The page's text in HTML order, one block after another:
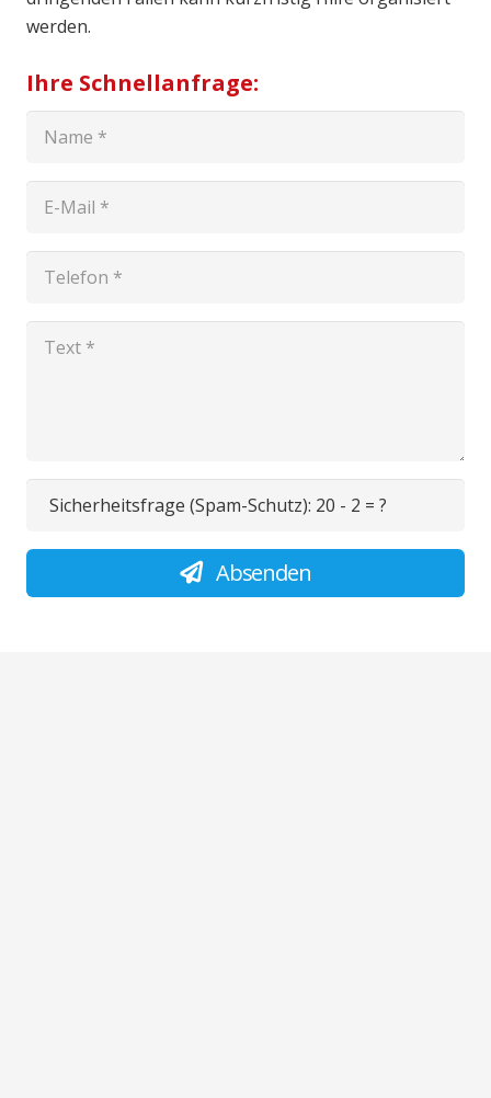
werden.
Ihre Schnellanfrage:
Sicherheitsfrage (Spam-Schutz): 20 - 2 = ?
Absenden